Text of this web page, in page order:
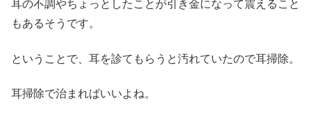
耳の不調やちょっとしたことが引き金になって震えること
もあるそうです。
ということで、耳を診てもらうと汚れていたので耳掃除。
耳掃除で治まればいいよね。